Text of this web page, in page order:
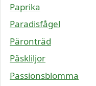
Paprika
Paradisfågel
Päronträd
Påskliljor
Passionsblomma